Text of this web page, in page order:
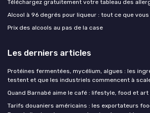
Téléchargez gratuitement votre tableau des
Alcool à 96 degrés pour liqueur : tout ce que
Prix des alcools au pas de la case
Les derniers articles
Protéines fermentées, mycélium, algues : les
testent et que les industriels commencent à
Quand Barnabé aime le café : lifestyle, food et
Tarifs douaniers américains : les exportateurs